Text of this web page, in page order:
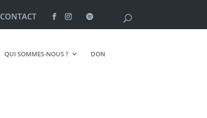
CONTACT
QUI SOMMES-NOUS ? DON